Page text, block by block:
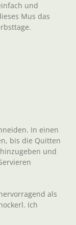
und
Mus das
In einen
bis die Quitten
und
als
Ich